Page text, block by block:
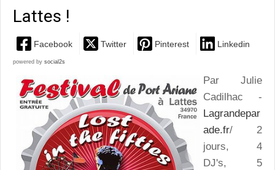
Lattes !
Facebook Twitter Pinterest Linkedin
powered by social2s
Par Julie
Cadilhac -
Lagrandepar
ade.fr/ 2
jours, 4
DJ's, 5